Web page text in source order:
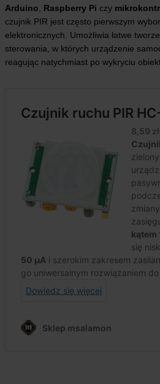
Arduino
Raspberry Pi czy
czujnik PIR jest często pierwszym
elektronicznych. Umożliwia łatwe
sterowania, w których urządzenie
reagując natychmiast po wykryciu